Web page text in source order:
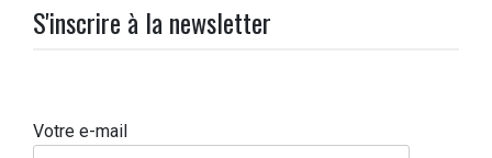
S'inscrire à la newsletter
Votre e-mail